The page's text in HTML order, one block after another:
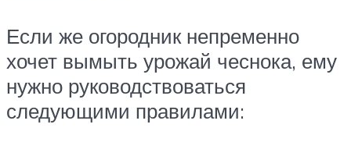
Если же огородник непременно
хочет вымыть урожай чеснока, ему
нужно руководствоваться
следующими правилами: